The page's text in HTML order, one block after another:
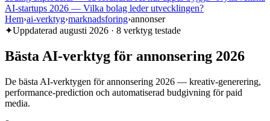
AI-startups 2026 — Vilka bolag leder utvecklingen?
Hem›ai-verktyg›marknadsforing›annonser
✦Uppdaterad augusti 2026 · 8 verktyg testade
Bästa AI-verktyg för annonsering 2026
De bästa AI-verktygen för annonsering 2026 — kreativ-generering,
performance-prediction och automatiserad budgivning för paid
media.